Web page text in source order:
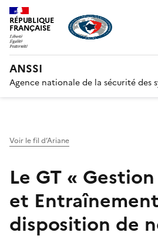
RÉPUBLIQUE
FRANÇAISE
ANSSI
Agence nationale de la sécurité des
Voir le fil d’Ariane
Le GT «
et
disposition de